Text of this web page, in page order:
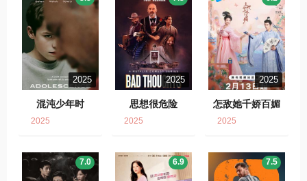
2025
混沌少年时
2025
2025
思想很危险
2025
2025
怎敌她千娇百媚
2025
7.0 6.9 7.5